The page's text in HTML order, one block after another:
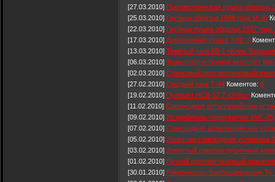
[27.03.2010] Противотанковая пушка образца
[25.03.2010] Гаубица образца 1938 года М-30
[22.03.2010] Гаубица-пушка образца 1937
[17.03.2010] Дивизионная пушка ЗИС-3
[13.03.2010] Тяжёлый танк КВ-1 «Клим
[06.03.2010] Транспортно-боевой вертолёт
[02.03.2010] Станковый противотанковый
[27.02.2010] Средний танк Т-44 Коментов: 0
[19.02.2010] Пулемёт НСВ-12,7 «Утёс»
[11.02.2010] Самоходная артиллерийская
[09.02.2010] Истребитель-перехватчик МиГ-25
[07.02.2010] Самоходная артиллерийская
[05.02.2010] Зенитная самоходная установка
[03.02.2010] Зенитный ракетно-пушечный
[01.02.2010] Ручной противотанковый
[30.01.2010] Ракетоносец-бомбардировщик